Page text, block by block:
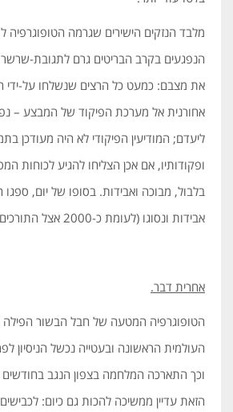
מלבד הנזקים הישירים שגרמה הטופוגרפיה
הנפגעים בקרב הבריטים גרם לתגובת-
את מצבם: כמעט כל הרצים שנשלחו על-
אחורנית אל מערכת הפיקוד של המבצע –
ליעדם; המודיעין הפיקודי לא היה מעודכן
ופקודותיו, אם אכן הצליחו להגיע לכוחות
אבידות ונסוגו (לעומת כ-2000 אצל התורכים).
אחרית דבר.
הטופוגרפיה המטעה של חבל הבשור הפילה
העולמית הראשונה ובעטייה נכשל הניסיון
וכך התארכה המלחמה בצפון הנגב בחודשים
הזאת עדיין ממשיכה להכות גם כיום: